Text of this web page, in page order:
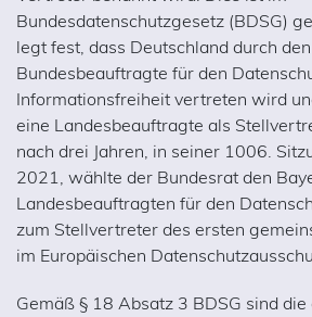
Bundesdatenschutzgesetz (BDSG)
legt fest, dass Deutschland durch
Bundesbeauftragte für den
Informationsfreiheit vertreten wird
eine Landesbeauftragte als
nach drei Jahren, in seiner 1006.
2021, wählte der Bundesrat den
Landesbeauftragten für den
zum Stellvertreter des ersten
im Europäischen
Gemäß § 18 Absatz 3 BDSG sind